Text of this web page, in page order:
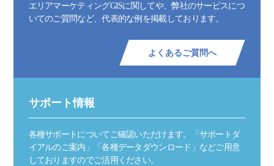
エリアマーケティングGISに関してや、弊社のサービスにつ
いてのご質問など、代表的な例を掲載しております。
よくあるご質問へ
サポート情報
各種サポートについてご確認いただけます。「サポートダ
イアルのご案内」「各種データダウンロード」などご用意
しておりますのでご活用ください。